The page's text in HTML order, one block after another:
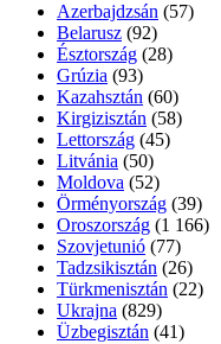
Azerbajdzsán (57)
Belarusz (92)
Észtország (28)
Grúzia (93)
Kazahsztán (60)
Kirgizisztán (58)
Lettország (45)
Litvánia (50)
Moldova (52)
Örményország (39)
Oroszország (1 166)
Szovjetunió (77)
Tadzsikisztán (26)
Türkmenisztán (22)
Ukrajna (829)
Üzbegisztán (41)